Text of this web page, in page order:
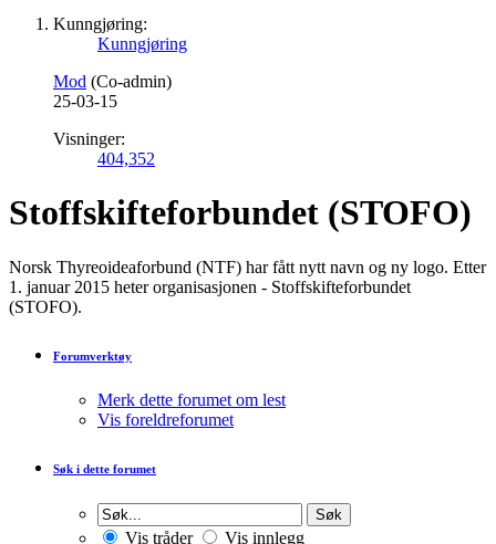
Kunngjøring:
Kunngjøring
Mod (Co-admin)
25-03-15
Visninger:
404,352
Stoffskifteforbundet (STOFO)
Norsk Thyreoideaforbund (NTF) har fått nytt navn og ny logo. Etter
1. januar 2015 heter organisasjonen - Stoffskifteforbundet
(STOFO).
Forumverktøy
Merk dette forumet om lest
Vis foreldreforumet
Søk i dette forumet
Vis tråder
Vis innlegg